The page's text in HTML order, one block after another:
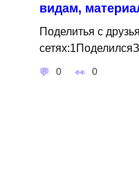
видам,
Поделитья с
0 0